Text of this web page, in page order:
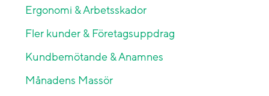
Ergonomi & Arbetsskador
Fler kunder & Företagsuppdrag
Kundbemötande & Anamnes
Månadens Massör